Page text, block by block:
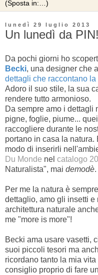
lunedì 29 luglio 2013
Un lunedì da
Da pochi giorni ho
Becki, una designer che
dettagli che raccontano
Adoro il suo stile, la sua
rendere tutto armonioso.
Da sempre amo i dettagli
pigne, foglie, piume...
raccogliere durante le
portano in casa la
modo di inserirli
Du Monde nel catalogo
Naturalista", mai demodè.
Per me la natura è
dettaglio, amo gli insetti e
architettura naturale
me "more is more"!
Becki ama usare vasetti,
suoi piccoli tesori ma
ricordano tanto la mia
consiglio proprio di fare